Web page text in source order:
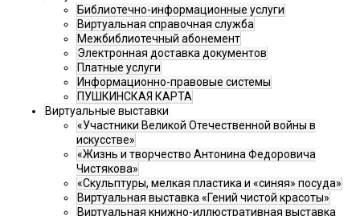
Библиотечно-информационные услуги
Виртуальная справочная служба
Межбиблиотечный абонемент
Электронная доставка документов
Платные услуги
Информационно-правовые системы
ПУШКИНСКАЯ КАРТА
Виртуальные выставки
«Участники Великой Отечественной войны в
искусстве»
«Жизнь и творчество Антонина Федоровича
Чистякова»
«Скульптуры, мелкая пластика и «синяя» посуда»
Виртуальная выставка «Гений чистой красоты»
Виртуальная книжно-иллюстративная выставка